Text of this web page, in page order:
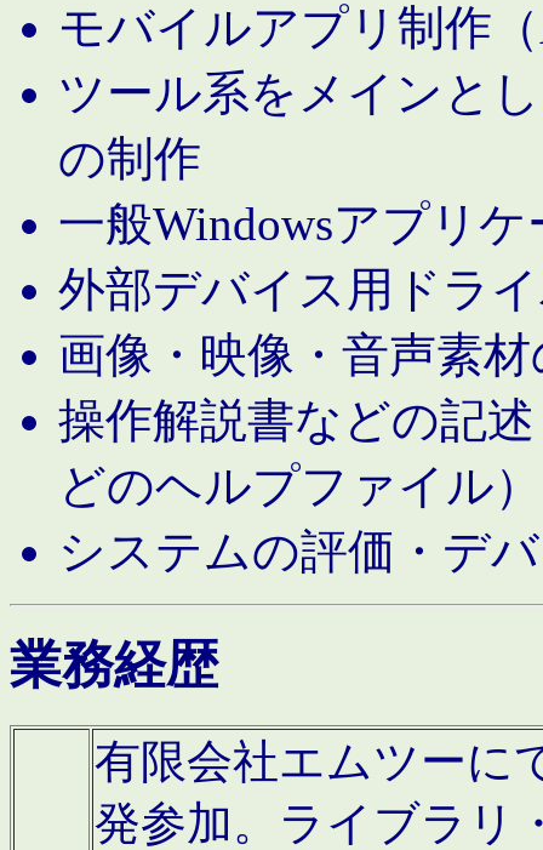
モバイルアプリ制作
ツール系をメインと
の制作
一般Windowsアプリ
外部デバイス用ドラ
画像・映像・音声素
操作解説書などの記
どのヘルプファイル）
システムの評価・デ
業務経歴
有限会社エムツーに
発参加。ライブラリ